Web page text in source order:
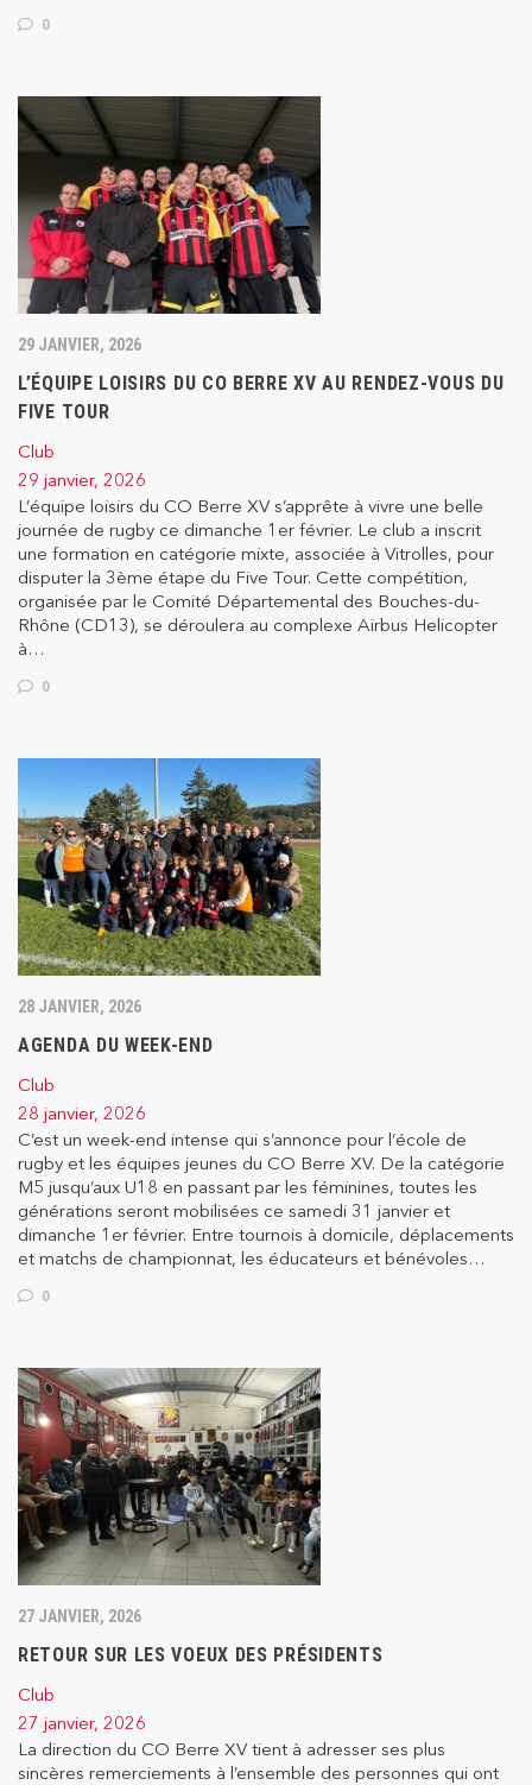
0
29 JANVIER, 2026
L’ÉQUIPE LOISIRS DU CO BERRE XV AU RENDEZ-VOUS DU
FIVE TOUR
Club
29 janvier, 2026
L’équipe loisirs du CO Berre XV s’apprête à vivre une belle
journée de rugby ce dimanche 1er février. Le club a inscrit
une formation en catégorie mixte, associée à Vitrolles, pour
disputer la 3ème étape du Five Tour. Cette compétition,
organisée par le Comité Départemental des Bouches-du-
Rhône (CD13), se déroulera au complexe Airbus Helicopter
à…
0
28 JANVIER, 2026
AGENDA DU WEEK-END
Club
28 janvier, 2026
C’est un week-end intense qui s’annonce pour l’école de
rugby et les équipes jeunes du CO Berre XV. De la catégorie
M5 jusqu’aux U18 en passant par les féminines, toutes les
générations seront mobilisées ce samedi 31 janvier et
dimanche 1er février. Entre tournois à domicile, déplacements
et matchs de championnat, les éducateurs et bénévoles…
0
27 JANVIER, 2026
RETOUR SUR LES VOEUX DES PRÉSIDENTS
Club
27 janvier, 2026
La direction du CO Berre XV tient à adresser ses plus
sincères remerciements à l’ensemble des personnes qui ont